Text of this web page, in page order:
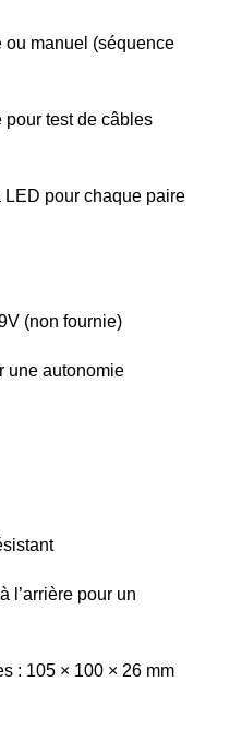
ou manuel (séquence
pour test de câbles
pour chaque paire
(non fournie)
une autonomie
l’arrière pour un
: 105 × 100 × 26 mm